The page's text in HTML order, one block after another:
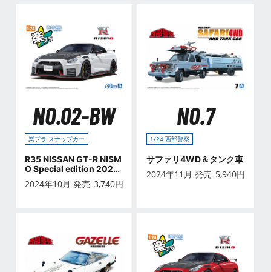
NO.02-BW
楽プラ スナップカー
R35 NISSAN GT-R NISM
O Special edition 2022
ブリリアントホワイトパ
ール
2024年10月 発売 3,740円
NO.7
1/24 西部警察
サファリ4WD＆タンク車
2024年11月 発売 5,940円